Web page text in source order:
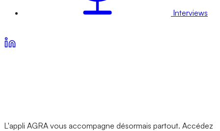
Interviews
L'appli AGRA vous accompagne désormais partout. Accédez